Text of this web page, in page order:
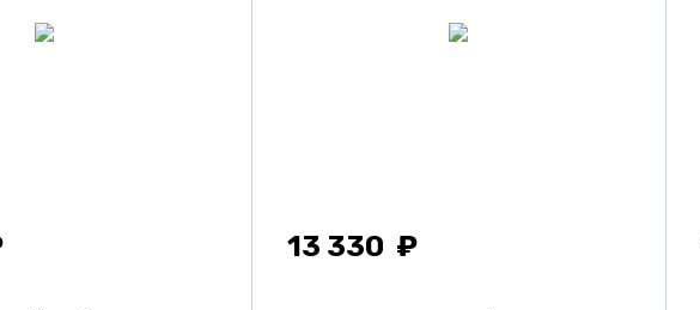
13 330